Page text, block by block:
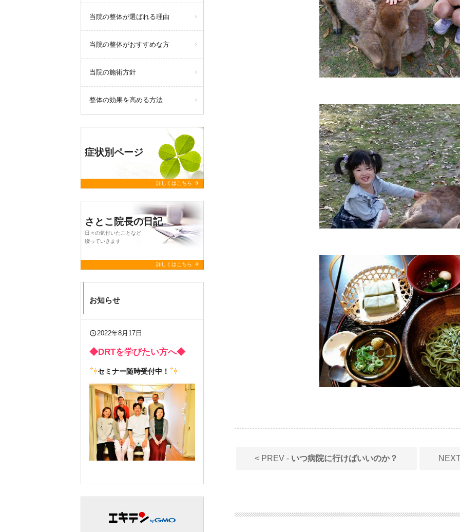
< PREV - いつ病院に行けばいいのか？
当院の整体が選ばれる理由
当院の整体がおすすめな方
当院の施術方針
整体の効果を高める方法
症状別ページ
詳しくはこちら arrow_forward
さとこ院長の日記
日々の気付いたことなど
綴っていきます
詳しくはこちら arrow_forward
お知らせ
query_builder2022年8月17日
◆DRTを学びたい方へ◆
セミナー随時受付中！
当院院長は、DRTセミナーを開催